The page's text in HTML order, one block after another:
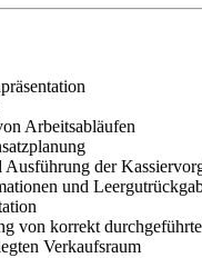
Arbeitsabläufen
der
und
von korrekt
Verkaufsraum